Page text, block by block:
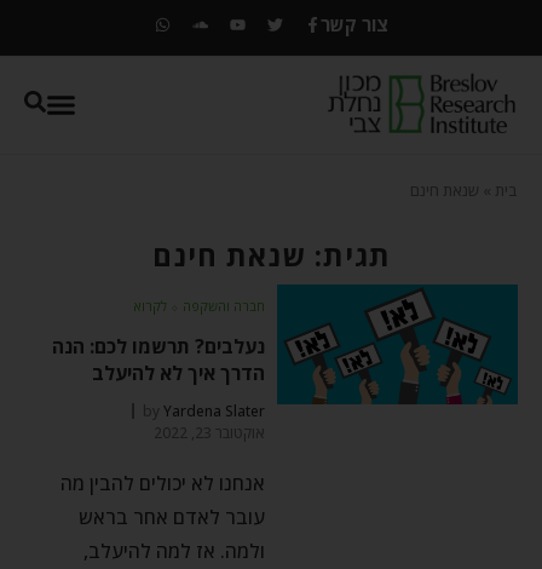
צור קשר
בית שנאת חינם
תגית: שנאת חינם
חברה והשקפה ⬦ לקרוא
נעלבים? תרשמו לכם: הנה
הדרך איך לא להיעלב
byYardena Slater
אוקטובר 23, 2022
אנחנו לא יכולים להבין מה
עובר לאדם אחר בראש
ולמה. אז למה להיעלב,